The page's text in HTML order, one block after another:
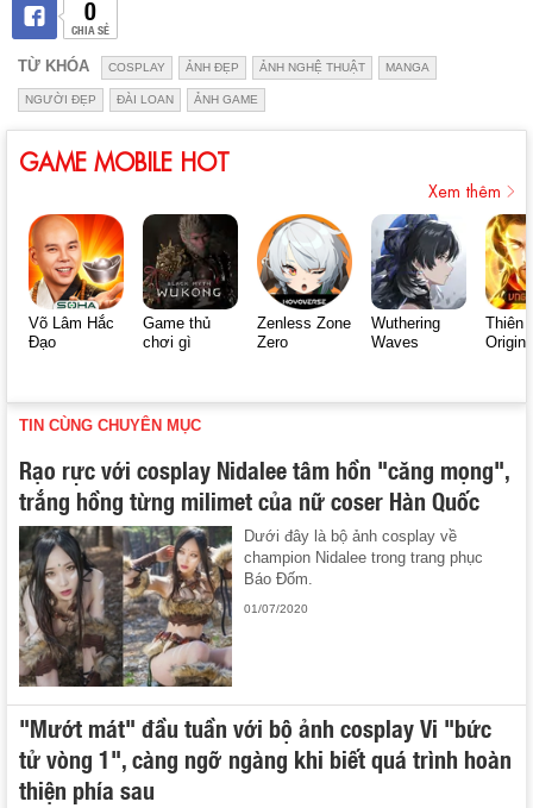
0
CHIA SẺ
TỪ KHÓA COSPLAY ẢNH ĐẸP ẢNH NGHỆ THUẬT MANGA
NGƯỜI ĐẸP ĐÀI LOAN ẢNH GAME
GAME MOBILE HOT
Xem thêm
Võ Lâm Hắc
Đạo
Game thủ
chơi gì
Zenless Zone
Zero
Wuthering
Waves
Thiên
Origin
TIN CÙNG CHUYÊN MỤC
Rạo rực với cosplay Nidalee tâm hồn "căng mọng",
trắng hồng từng milimet của nữ coser Hàn Quốc
Dưới đây là bộ ảnh cosplay về
champion Nidalee trong trang phục
Báo Đốm.
01/07/2020
"Mướt mát" đầu tuần với bộ ảnh cosplay Vi "bức
tử vòng 1", càng ngỡ ngàng khi biết quá trình hoàn
thiện phía sau